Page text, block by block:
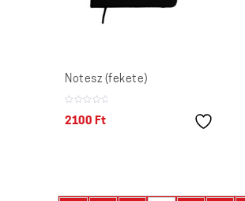
Notesz (fekete)
2100 Ft